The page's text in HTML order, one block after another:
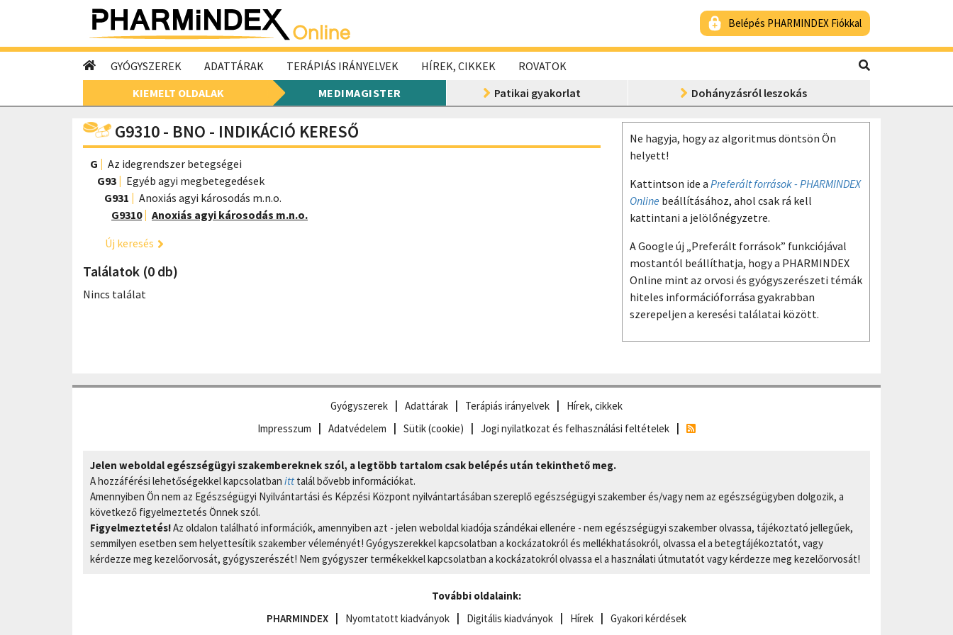
Belépés PHARMINDEX Fiókkal
GYÓGYSZEREK ADATTÁRAK TERÁPIÁS IRÁNYELVEK HÍREK, CIKKEK
ROVATOK
KIEMELT OLDALAK
MEDIMAGISTER Patikai gyakorlat Dohányzásról leszokás
G9310 - BNO - INDIKÁCIÓ KERESŐ
G
Az idegrendszer betegségei
G93
Egyéb agyi megbetegedések
G931
Anoxiás agyi károsodás m.n.o.
G9310
Anoxiás agyi károsodás m.n.o.
Új keresés
Találatok (0 db)
Nincs találat
Ne hagyja, hogy az algoritmus döntsön Ön
helyett!
Kattintson ide a Preferált források - PHARMINDEX
Online beállításához, ahol csak rá kell
kattintani a jelölőnégyzetre.
A Google új „Preferált források” funkciójával
mostantól beállíthatja, hogy a PHARMINDEX
Online mint az orvosi és gyógyszerészeti témák
hiteles információforrása gyakrabban
szerepeljen a keresési találatai között.
Gyógyszerek Adattárak Terápiás irányelvek
Hírek, cikkek
Impresszum
Adatvédelem Sütik (cookie) Jogi nyilatkozat és felhasználási feltételek
Jelen weboldal egészségügyi szakembereknek szól, a legtöbb tartalom csak belépés után tekinthető meg.
A hozzáférési lehetőségekkel kapcsolatban itt talál bővebb információkat.
Amennyiben Ön nem az Egészségügyi Nyilvántartási és Képzési Központ nyilvántartásában szereplő egészségügyi szakember és/vagy nem az egészségügyben dolgozik, a
következő figyelmeztetés Önnek szól.
Figyelmeztetés!Az oldalon található információk, amennyiben azt - jelen weboldal kiadója szándékai ellenére - nem egészségügyi szakember olvassa, tájékoztató jellegűek,
semmilyen esetben sem helyettesítik szakember véleményét! Gyógyszerekkel kapcsolatban a kockázatokról és mellékhatásokról, olvassa el a betegtájékoztatót, vagy
kérdezze meg kezelőorvosát, gyógyszerészét! Nem gyógyszer termékekkel kapcsolatban a kockázatokról olvassa el a használati útmutatót vagy kérdezze meg kezelőorvosát!
További oldalaink:
PHARMINDEX
Nyomtatott kiadványok Digitális kiadványok Hírek Gyakori kérdések